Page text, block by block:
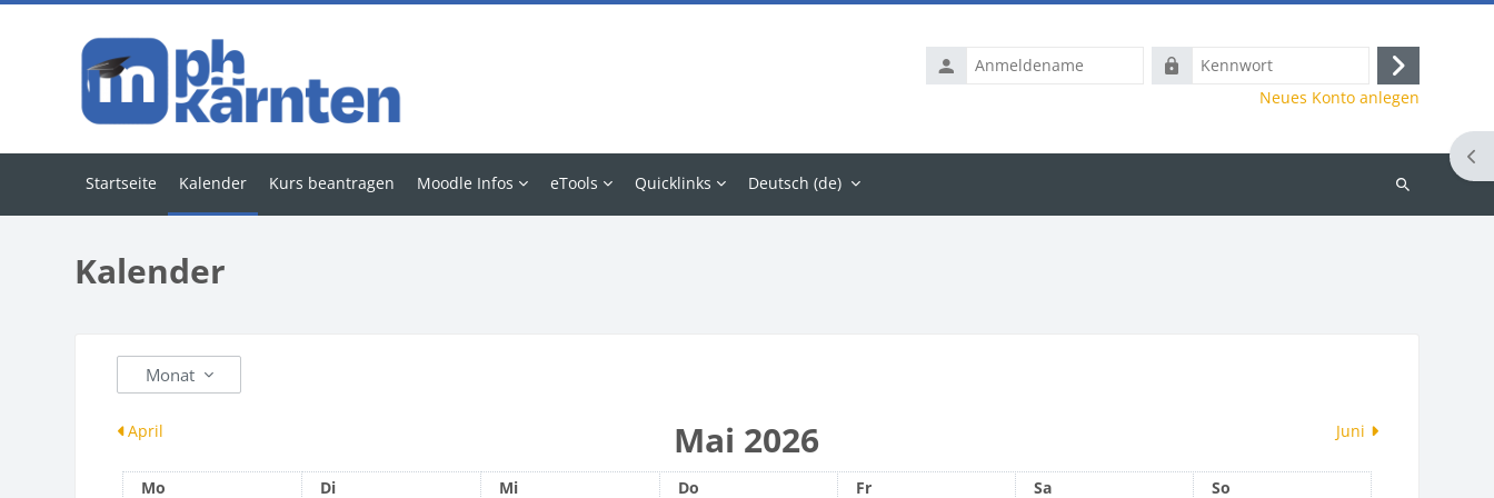
Anmeldename
Kennwort
Anmelden
Neues Konto anlegen
Startseite Kalender Kurs beantragen Moodle Infos eTools Quicklinks Deutsch ‎(de)‎
Kurse
Kalender
Monat
April Mai 2026 Juni
Montag
Mo Dienstag
Di Mittwoch
Mi Donnerstag
Do Freitag
Fr Samstag
Sa Sonntag
So